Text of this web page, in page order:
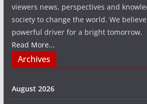
viewers news, perspectives and
society to change the world. We
powerful driver for a bright tomorrow.
Read More...
Archives
August 2026